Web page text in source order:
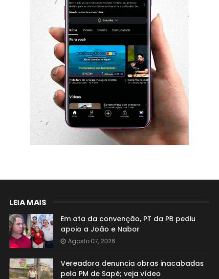
LEIA MAIS
Em ata da convenção, PT da PB pediu
apoio a João e Nabor
Agosto 07, 2026
Vereadora denuncia obras inacabadas
pela PM de Sapé; veja vídeo